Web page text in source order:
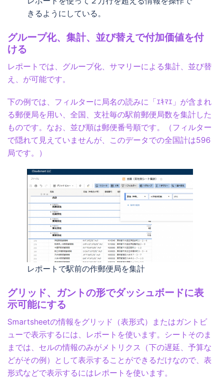
きるようにしている。
グループ化、集計、並び替えで付加価値を付
ける
レポートでは、グループ化、サマリーによる集計、並び替
え、が可能です。
下の例では、フィルターに局名の読みに「ｴｷﾏｴ」が含まれ
る郵便局を用い、全国、支社毎の駅前郵便局数を集計した
ものです。なお、並び順は郵便番号順です。（フィルター
で隠れて見えていませんが、このデータでの全国計は596
局です。）
レポートで駅前の作郵便局を集計
グリッド、ガントの形でダッシュボードに表
示可能にする
Smartsheetの情報をグリッド（表形式）またはガントビ
ューで表示するには、レポートを使います。シートそのま
までは、セルの情報のみがメトリクス（下の遅延、予算な
どがその例）として表示することができるだけなので、表
形式などで表示するにはレポートを使います。